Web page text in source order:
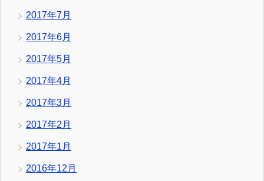
2017年7月
2017年6月
2017年5月
2017年4月
2017年3月
2017年2月
2017年1月
2016年12月